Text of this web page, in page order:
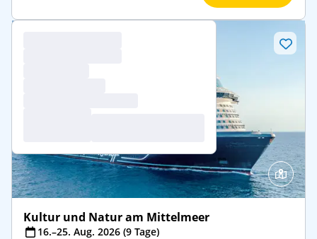
Kultur und Natur am Mittelmeer
16.–25. Aug. 2026 (9 Tage)